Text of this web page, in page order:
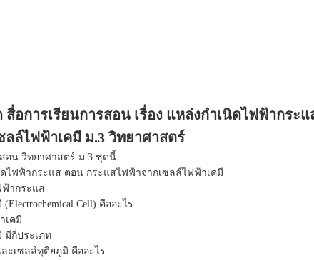
สื่อการเรียนการสอน เรื่อง แหล่งกำเนิดไฟฟ้ากระ
ลล์ไฟฟ้าเคมี ม.3 วิทยาศาสตร์
อน วิทยาศาสตร์ ม.3 ชุดนี้
ดไฟฟ้ากระแส ตอน กระแสไฟฟ้าจากเซลล์ไฟฟ้าเคมี
ฟ้ากระแส
Cell) คืออะไร
เคมี
มีกี่ประเภท
ะเซลล์ทุติยภูมิ คืออะไร